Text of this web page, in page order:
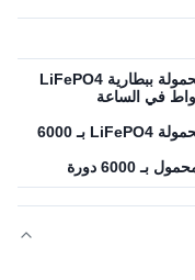
محطة طاقة محمولة ببطارية LiFePO4
محطة طاقة محمولة LiFePO4 بـ 6000
6000 دورة